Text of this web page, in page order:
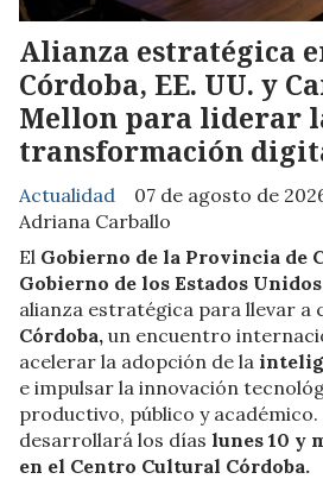
Alianza estratégica
Córdoba, EE. UU. y
Mellon para liderar
transformación
Adriana Carballo
Actualidad 07 de agosto de
El Gobierno de la Provincia de
Gobierno de los Estados Unidos
alianza estratégica para llevar a
Córdoba, un encuentro
acelerar la adopción de la
e impulsar la innovación
productivo, público y académico.
desarrollará los días lunes 10 y
en el Centro Cultural Córdoba.